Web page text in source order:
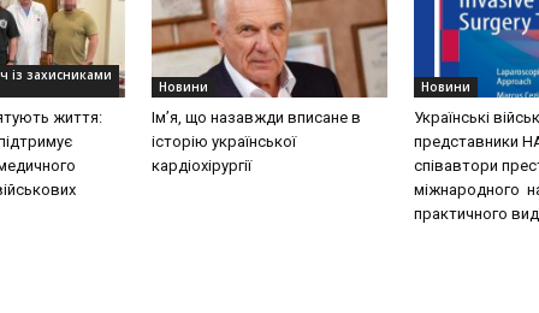
із захисниками
життя:
Новини
Ім’я, що назавжди вписане в
історію української
кардіохірургії
Новини
Українські
представники
співавтори
міжнародного
практичного